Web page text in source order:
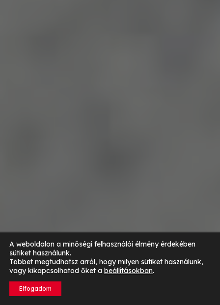
A weboldalon a minőségi felhasználói élmény érdekében
sütiket használunk.
Többet megtudhatsz arról, hogy milyen sütiket használunk,
vagy kikapcsolhatod őket a beállításokban.
Elfogadom